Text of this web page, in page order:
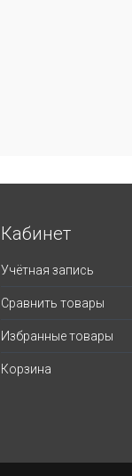
Кабинет
Учётная запись
Сравнить товары
Избранные товары
Корзина